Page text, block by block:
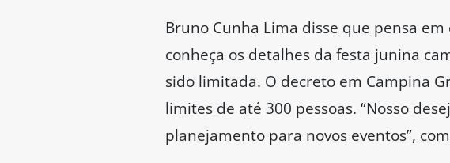
Bruno Cunha Lima disse que pensa
conheça os detalhes da festa junina
sido limitada. O decreto em Campina
limites de até 300 pessoas. “Nosso
planejamento para novos eventos”,